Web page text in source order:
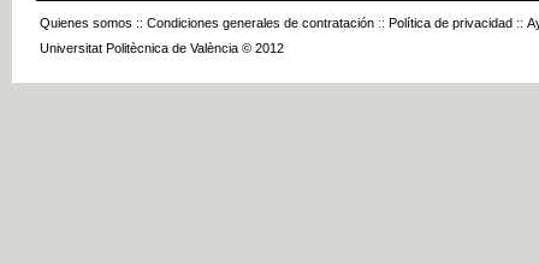
Quienes somos :: Condiciones generales de contratación :: Política de privacidad ::
Universitat Politècnica de València © 2012